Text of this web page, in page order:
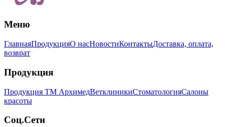
Меню
ГлавнаяПродукцияО насНовостиКонтактыДоставка, оплата,
возврат
Продукция
Продукция ТМ АрхимедВетклиникиСтоматологияСалоны
красоты
Соц.Сети